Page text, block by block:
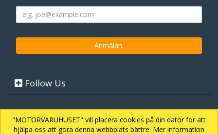
"MOTORVARUHUSET" vill placera cookies på din dator för att
hjälpa oss att göra denna webbplats bättre. Mer information
Follow Us